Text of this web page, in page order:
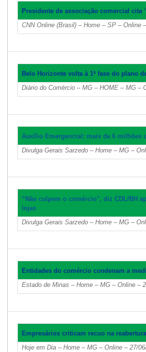
Presidente de associação comercial
CNN Online (Brasil) – Home – SP – Online
Belo Horizonte volta à 1ª fase do plano
Diário do Comércio – MG – HOME – MG –
Auxílio Emergencial: mais de 6 milhões
Divulga Gerais Sarzedo – Home – MG –
“Não culpem o comércio", diz CDL/BH
lojas
Divulga Gerais Sarzedo – Home – MG –
Entidades do comércio condenam a
Estado de Minas – Home – MG – Online –
Empresários criticam recuo na
Hoje em Dia – Home – MG – Online – 27/